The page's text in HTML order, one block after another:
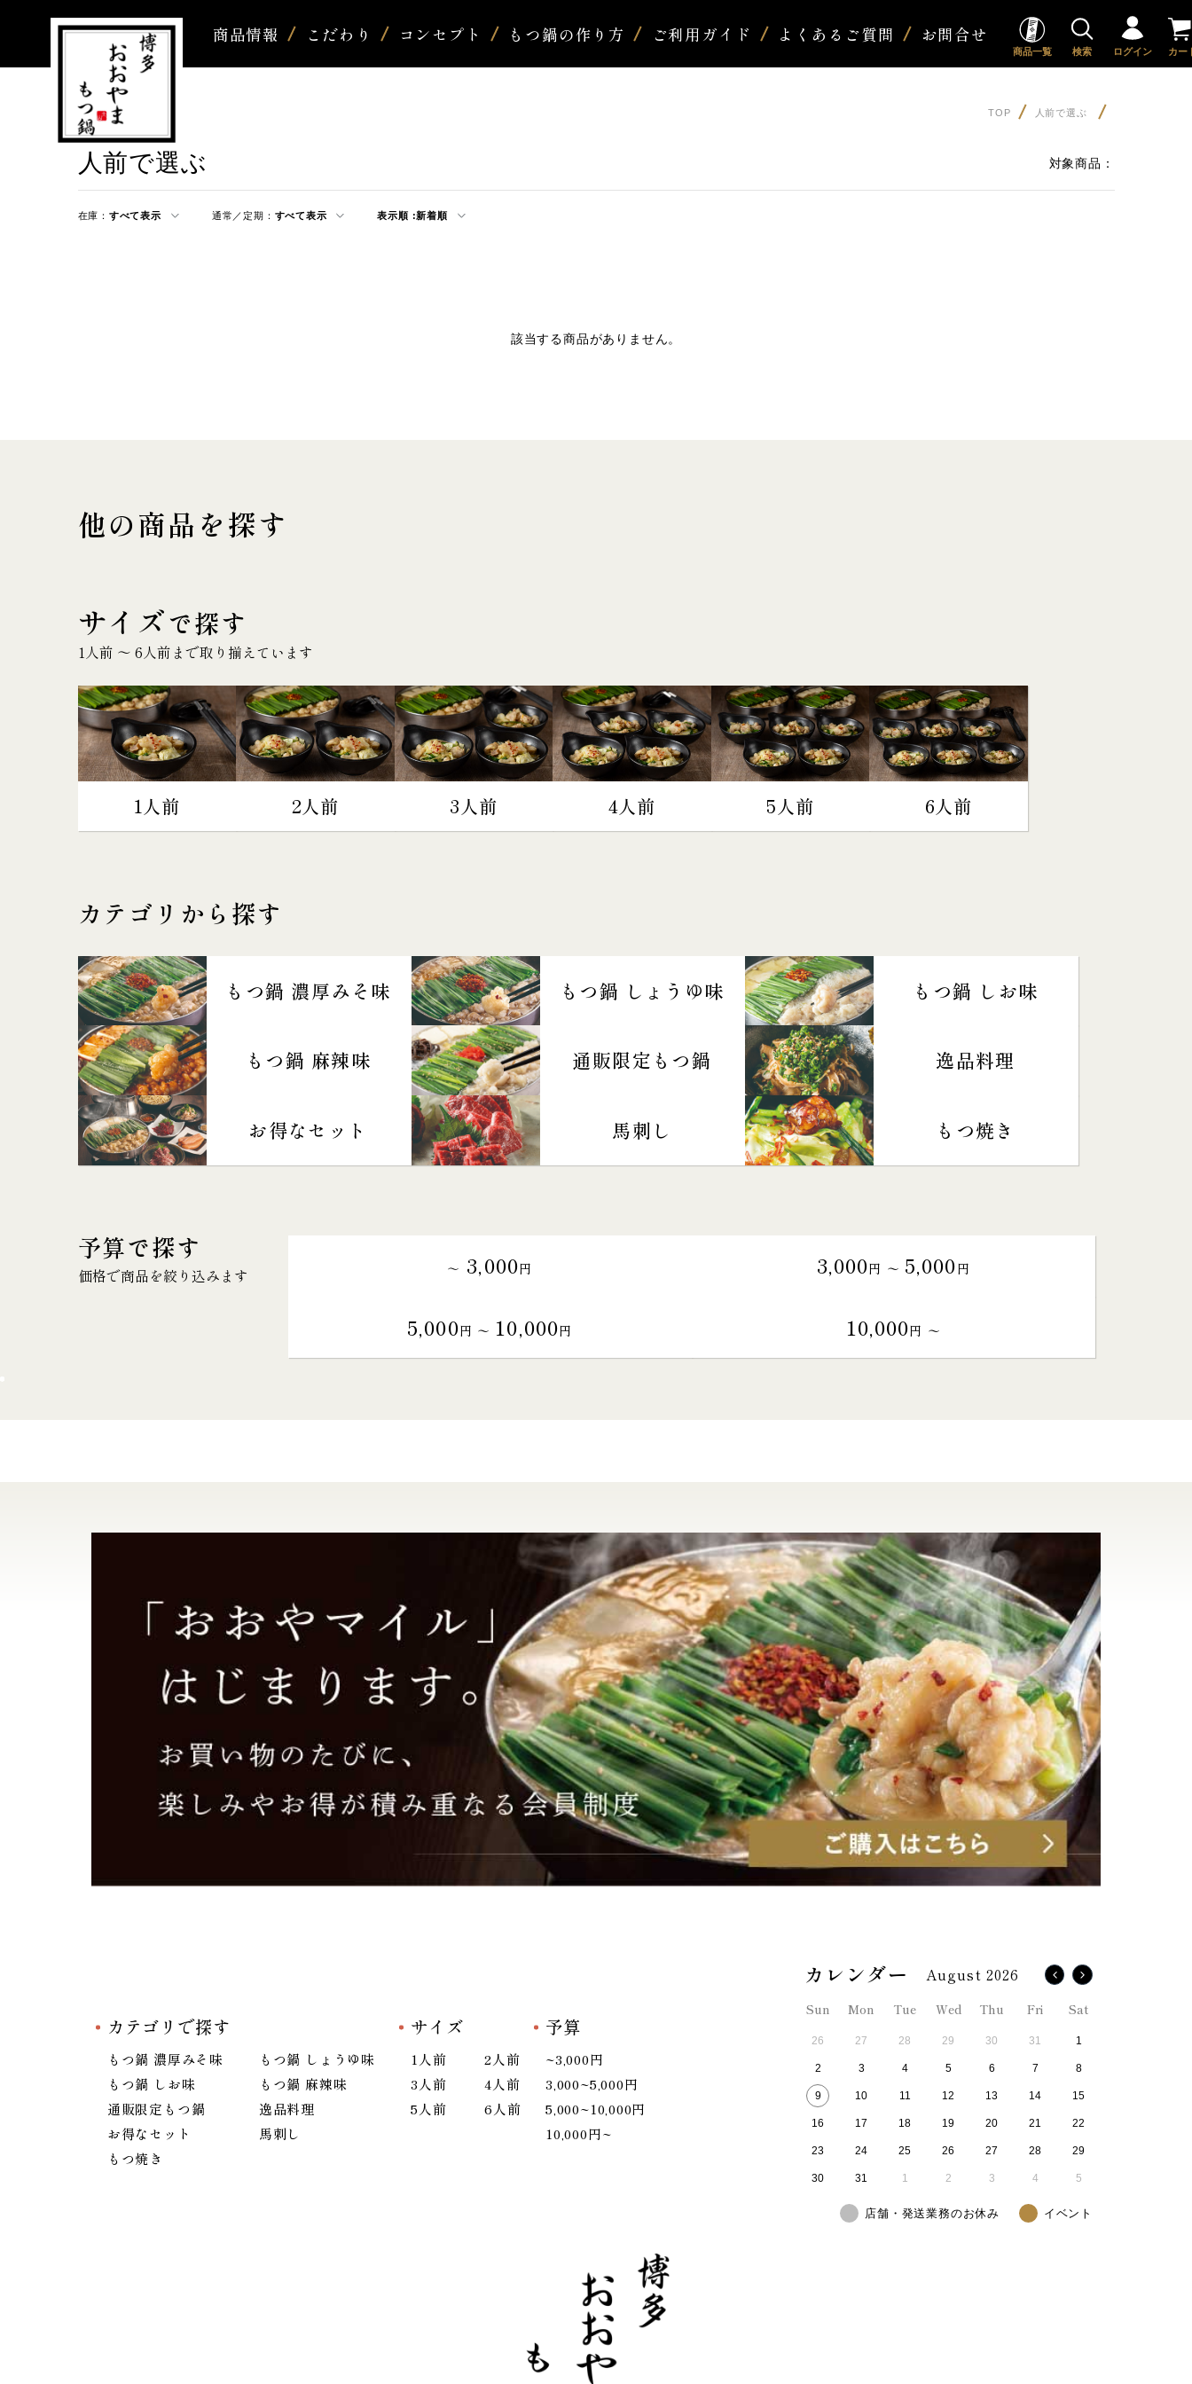
商品情報 こだわり コンセプト もつ鍋の作り方 ご利用ガイド よくあるご質問 お問合せ
商品一覧 検索 ログイン カー
TOP 人前で選ぶ
人前で選ぶ 対象商品：
在庫： すべて表示 通常／定期： すべて表示 表示順 :新着順
該当する商品がありません。
他の商品を探す
サイズで探す
1人前 〜 6人前まで取り揃えています
1人前 2人前 3人前 4人前 5人前 6人前
カテゴリから探す
もつ鍋 濃厚みそ味 もつ鍋 しょうゆ味 もつ鍋 しお味
もつ鍋 麻辣味 通販限定もつ鍋 逸品料理
お得なセット 馬刺し もつ焼き
予算で探す
価格で商品を絞り込みます ～ 3,000円 3,000円 〜 5,000円
5,000円 〜 10,000円 10,000円 〜
カテゴリで探す
もつ鍋 濃厚みそ味
もつ鍋 しょうゆ味
もつ鍋 しお味
もつ鍋 麻辣味
通販限定もつ鍋
逸品料理
お得なセット
馬刺し
もつ焼き
サイズ
1人前
2人前
3人前
4人前
5人前
6人前
予算
~3,000円
3,000~5,000円
5,000~10,000円
10,000円~
August 2026
Sun Mon Tue Wed Thu Fri Sat
26 27 28 29 30 31 1
2 3 4 5 6 7 8
9 10 11 12 13 14 15
16 17 18 19 20 21 22
23 24 25 26 27 28 29
30 31 1 2 3 4 5
店舗・発送業務のお休み イベント